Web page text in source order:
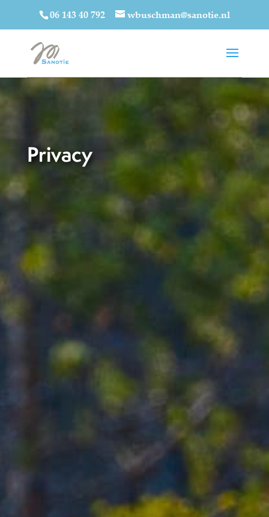
06 143 40 792 wbuschman@sanotie.nl
Privacy